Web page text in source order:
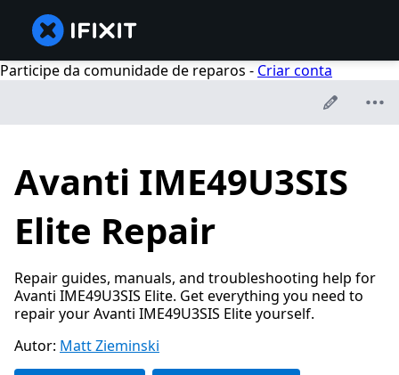
Participe da comunidade de reparos - Criar conta
Avanti IME49U3SIS
Elite Repair
Repair guides, manuals, and troubleshooting help for
Avanti IME49U3SIS Elite. Get everything you need to
repair your Avanti IME49U3SIS Elite yourself.
Autor: Matt Zieminski